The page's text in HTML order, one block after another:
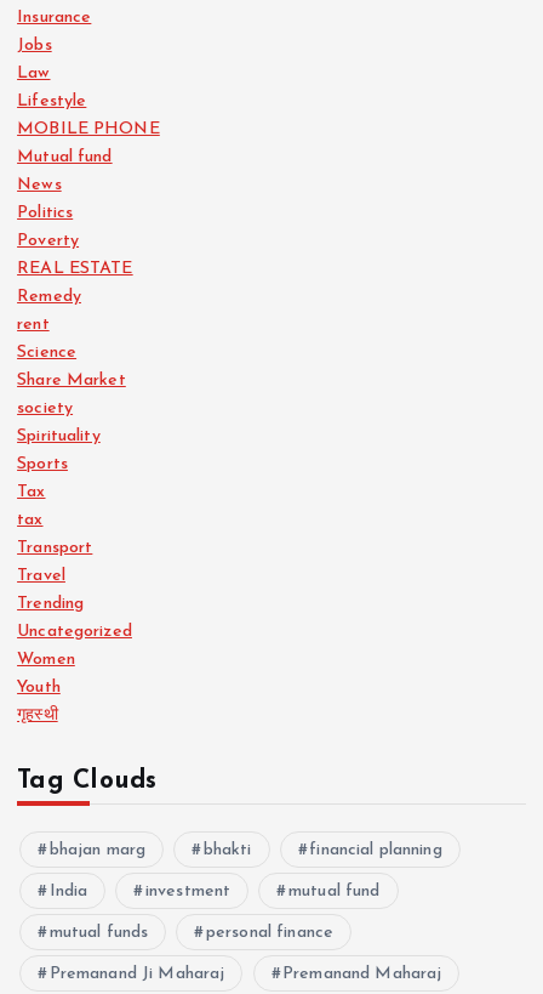
Insurance
Jobs
Law
Lifestyle
MOBILE PHONE
Mutual fund
News
Politics
Poverty
REAL ESTATE
Remedy
rent
Science
Share Market
society
Spirituality
Sports
Tax
tax
Transport
Travel
Trending
Uncategorized
Women
Youth
गृहस्थी
Tag Clouds
bhajan marg bhakti financial planning
India investment mutual fund
mutual funds personal finance
Premanand Ji Maharaj Premanand Maharaj